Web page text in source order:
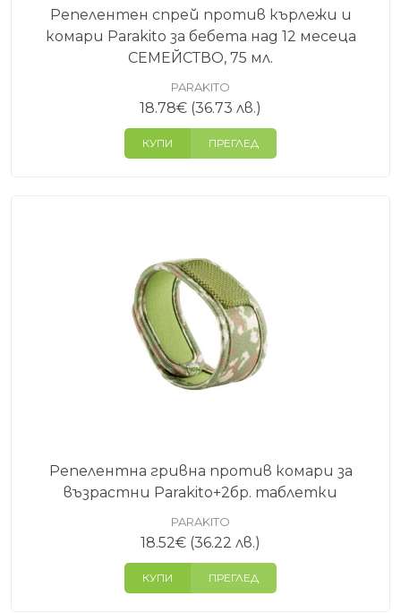
Репелентен спрей против кърлежи и
комари Parakito за бебета над 12 месеца
СЕМЕЙСТВО, 75 мл.
PARAKITO
18.78€ (36.73 лв.)
КУПИ ПРЕГЛЕД
Репелентна гривна против комари за
възрастни Parakito+2бр. таблетки
PARAKITO
18.52€ (36.22 лв.)
КУПИ ПРЕГЛЕД